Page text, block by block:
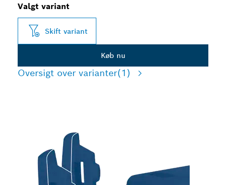
Valgt variant
Skift variant
Køb nu
Oversigt over varianter(1)